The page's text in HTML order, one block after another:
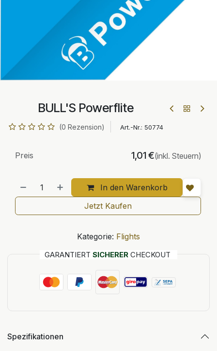
BULL'S Powerflite
(0 Rezension) Art.-Nr.: 50774
In den Warenkorb
Preis 1,01€(inkl. Steuern)
Jetzt Kaufen
Kategorie: Flights
GARANTIERT SICHERER CHECKOUT
Spezifikationen